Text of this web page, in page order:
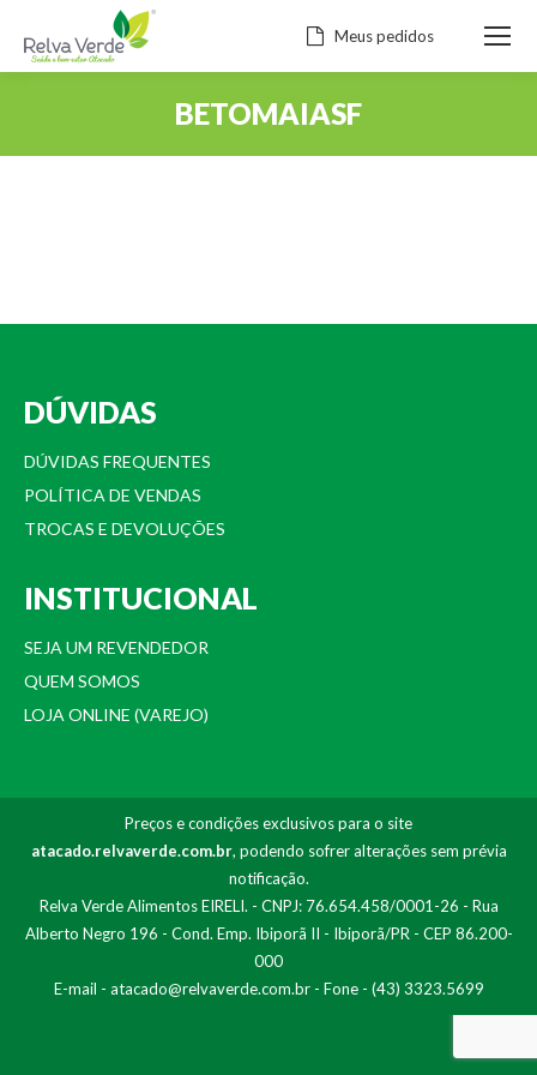
Meus pedidos
BETOMAIASF
DÚVIDAS
DÚVIDAS FREQUENTES
POLÍTICA DE VENDAS
TROCAS E DEVOLUÇÕES
INSTITUCIONAL
SEJA UM REVENDEDOR
QUEM SOMOS
LOJA ONLINE (VAREJO)
Preços e condições exclusivos para o site
atacado.relvaverde.com.br, podendo sofrer alterações sem prévia
notificação.
Relva Verde Alimentos EIRELI. - CNPJ: 76.654.458/0001-26 - Rua
Alberto Negro 196 - Cond. Emp. Ibiporã II - Ibiporã/PR - CEP 86.200-
000
E-mail - atacado@relvaverde.com.br- Fone - (43) 3323.5699